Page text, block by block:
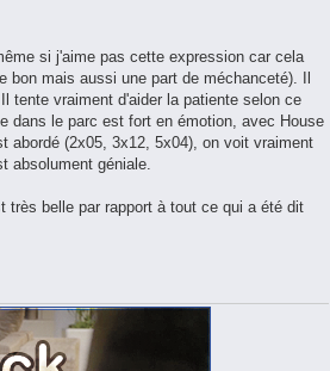
si j'aime pas cette expression car cela
bon mais aussi une part de méchanceté). Il
tente vraiment d'aider la patiente selon ce
dans le parc est fort en émotion, avec House
abordé (2x05, 3x12, 5x04), on voit vraiment
absolument géniale.
très belle par rapport à tout ce qui a été dit